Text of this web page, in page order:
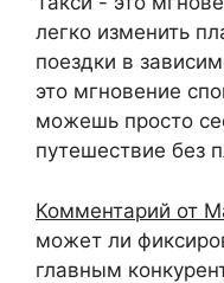
легко изменить
поездки в
это мгновение
можешь просто
путешествие без
Комментарий от
может ли
главным